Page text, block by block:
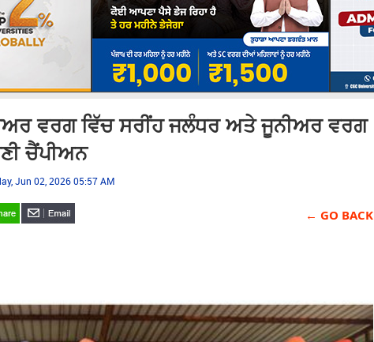
ਵਰਗ ਵਿੱਚ ਸਰੀਂਹ ਜਲੰਧਰ ਅਤੇ ਜੂਨੀਅਰ ਵਰਗ
ਚੈਂਪੀਅਨ
Jun 02, 2026 05:57 AM
← GO BACK